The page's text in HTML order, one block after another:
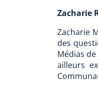
Zacharie
Zacharie
des
Médias
ailleurs